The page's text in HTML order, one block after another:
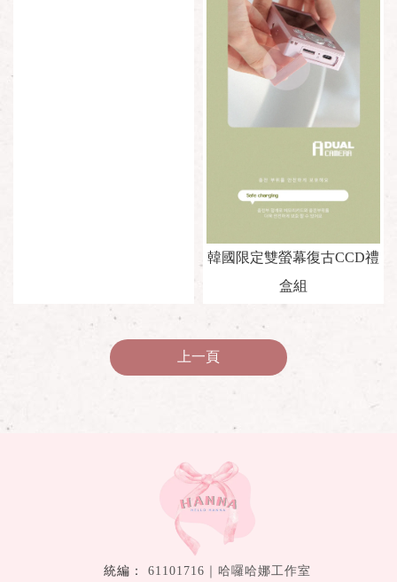
韓國限定雙螢幕復古CCD禮
盒組
上一頁
61101716｜哈囉哈娜工作室